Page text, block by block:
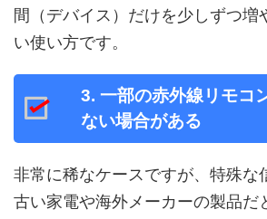
間（デバイス）だけを少しずつ増
い使い方です。
3. 一部の赤外線リモコ
ない場合がある
非常に稀なケースですが、特殊な
古い家電や海外メーカーの製品だ